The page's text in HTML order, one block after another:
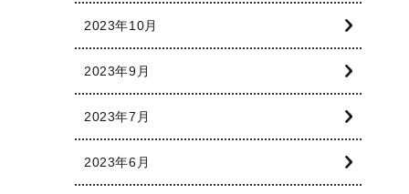
2023年10月
2023年9月
2023年7月
2023年6月